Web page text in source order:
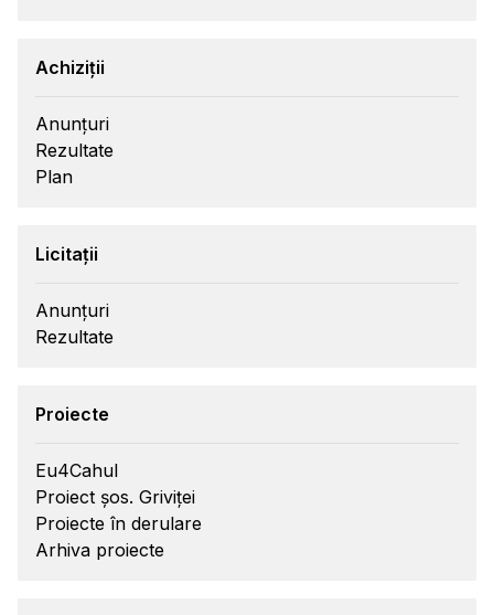
Achiziții
Anunțuri
Rezultate
Plan
Licitații
Anunțuri
Rezultate
Proiecte
Eu4Cahul
Proiect șos. Griviței
Proiecte în derulare
Arhiva proiecte